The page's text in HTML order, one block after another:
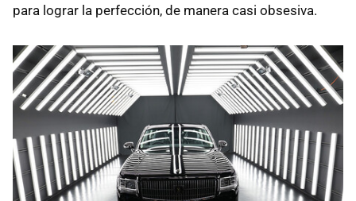
para lograr la perfección, de manera casi obsesiva.